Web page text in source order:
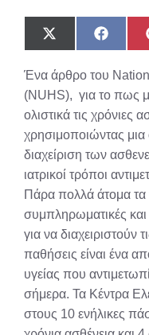
Share
on
(Twitter)
Share
on
Ένα άρθρο του
(NUHS), για το πως
ολιστικά τις χρόνιες
χρησιμοποιώντας
διαχείριση των
ιατρικοί τρόποι
Πάρα πολλά άτομα τα
συμπληρωματικές και
για να διαχειριστούν
παθήσεις είναι ένα
υγείας που
σήμερα. Τα Κέντρα
στους 10 ενήλικες